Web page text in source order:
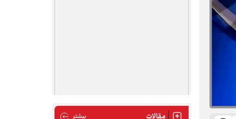
بیشتر مقالات